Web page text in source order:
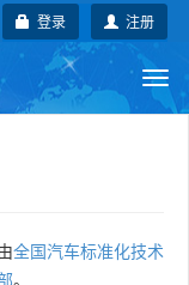
注册
登录
全国汽车标准化技术
。